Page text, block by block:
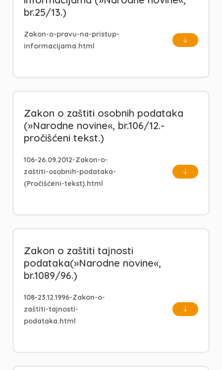
br.25/13.)
Zakon-o-pravu-na-pristup-
informacijama.html
Zakon o zaštiti osobnih podataka
(»Narodne novine«, br.106/12.-
pročišćeni tekst.)
106-26.09.2012-Zakon-o-
zaštiti-osobnih-podataka-
(Pročišćeni-tekst).html
Zakon o zaštiti tajnosti
podataka(»Narodne novine«,
br.1089/96.)
108-23.12.1996-Zakon-o-
zaštiti-tajnosti-
podataka.html